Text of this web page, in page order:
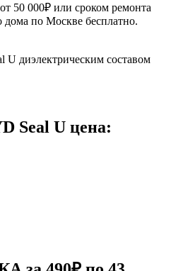
50 000₽ или сроком ремонта
дома по Москве бесплатно.
U диэлектрическим составом
Seal U цена: